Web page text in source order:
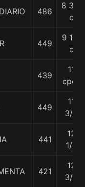
486
8 3/4
c
449
9 1/4
c
439
11
cpos
449
11
3/4
441
12
1/4
421
12
3/4